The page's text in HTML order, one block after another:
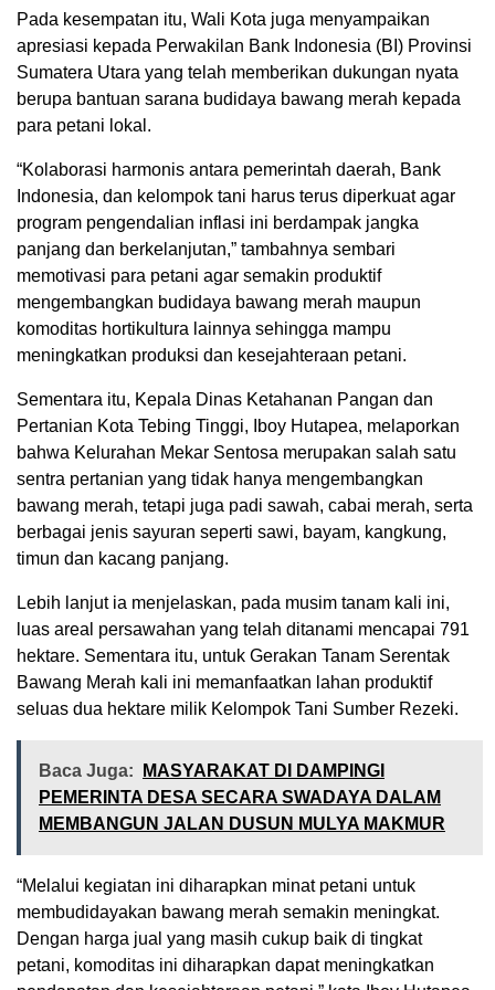
Pada kesempatan itu, Wali Kota juga menyampaikan
apresiasi kepada Perwakilan Bank Indonesia (BI) Provinsi
Sumatera Utara yang telah memberikan dukungan nyata
berupa bantuan sarana budidaya bawang merah kepada
para petani lokal.
“Kolaborasi harmonis antara pemerintah daerah, Bank
Indonesia, dan kelompok tani harus terus diperkuat agar
program pengendalian inflasi ini berdampak jangka
panjang dan berkelanjutan,” tambahnya sembari
memotivasi para petani agar semakin produktif
mengembangkan budidaya bawang merah maupun
komoditas hortikultura lainnya sehingga mampu
meningkatkan produksi dan kesejahteraan petani.
Sementara itu, Kepala Dinas Ketahanan Pangan dan
Pertanian Kota Tebing Tinggi, Iboy Hutapea, melaporkan
bahwa Kelurahan Mekar Sentosa merupakan salah satu
sentra pertanian yang tidak hanya mengembangkan
bawang merah, tetapi juga padi sawah, cabai merah, serta
berbagai jenis sayuran seperti sawi, bayam, kangkung,
timun dan kacang panjang.
Lebih lanjut ia menjelaskan, pada musim tanam kali ini,
luas areal persawahan yang telah ditanami mencapai 791
hektare. Sementara itu, untuk Gerakan Tanam Serentak
Bawang Merah kali ini memanfaatkan lahan produktif
seluas dua hektare milik Kelompok Tani Sumber Rezeki.
Baca Juga:
MASYARAKAT DI DAMPINGI
PEMERINTA DESA SECARA SWADAYA DALAM
MEMBANGUN JALAN DUSUN MULYA MAKMUR
“Melalui kegiatan ini diharapkan minat petani untuk
membudidayakan bawang merah semakin meningkat.
Dengan harga jual yang masih cukup baik di tingkat
petani, komoditas ini diharapkan dapat meningkatkan